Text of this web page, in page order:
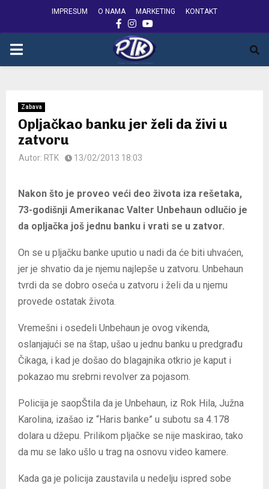
IMPRESUM O NAMA MARKETING KONTAKT
FACEBOOK
INSTAGRAM
YOUTUBE
PRIMARY
Zabava
Opljačkao banku jer želi da živi u
zatvoru
Autor: RTK 13/02/2013 18:03
Nakon što je proveo veći deo života iza rešetaka,
73-godišnji Amerikanac Valter Unbehaun odlučio je
da opljačka još jednu banku i vrati se u zatvor.
On se u pljačku banke uputio u nadi da će biti uhvaćen,
jer je shvatio da je njemu najlepše u zatvoru. Unbehaun
tvrdi da se dobro oseća u zatvoru i želi da u njemu
provede ostatak života.
Vremešni i osedeli Unbehaun je ovog vikenda,
oslanjajući se na štap, ušao u jednu banku u predgrađu
Čikaga, i kad je došao do blagajnika otkrio je kaput i
pokazao mu srebrni revolver za pojasom.
Policija je saopŠtila da je Unbehaun, iz Rok Hila, Južna
Karolina, izašao iz “Haris banke” u subotu sa 4.178
dolara u džepu. Prilikom pljačke se nije maskirao, tako
da mu se lako ušlo u trag na osnovu video kamere.
Kada ga je policija zaustavila u nedelju ispred sobe